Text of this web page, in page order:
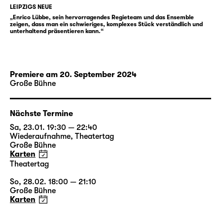
Schauspiel Leipzig, inszeniert nach
„Winterreise / Winterreise“ (Schubert /
Jelinek), „Faust I & II“ (Goethe) sowie
Leipzig. Er entwirft regelmäßig die
Bühnenräume für Inszenierungen von Andrea
Breth, Barbara Frey und Martin Kušej und
erhielt mehrfach den Österreichischen
Theaterpreis Nestroy für die beste
Ausstattung sowie den Titel Bühnenbildner
des Jahres der Fachzeitschriften Opernwelt
und Theater heute. Sabine Blickenstorfer
schuf zuletzt die Kostüme für „
von Canterville“ und „
Schauspiel Leipzig. Neben Enrico Lübbe und
LEIPZIGS NEUE
„Enrico Lübbe, sein hervorragendes Regieteam und das Ensemble
zeigen, dass man ein schwieriges, komplexes Stück verständlich und
unterhaltend präsentieren kann.“
Premiere am 20. September 2024
Große Bühne
Nächste Termine
Sa, 23.01. 19:30 — 22:40
Wiederaufnahme, Theatertag
Große Bühne
Karten
Theatertag
So, 28.02. 18:00 — 21:10
Große Bühne
Karten